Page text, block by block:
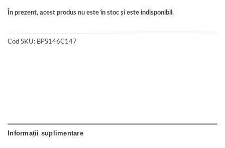
În prezent, acest produs nu este în stoc și este indisponibil.
Cod SKU: BPS146C147
Informații suplimentare